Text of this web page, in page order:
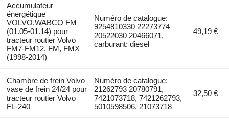
Accumulateur
énergétique
VOLVO,WABCO FM
(01.05-01.14) pour
tracteur routier Volvo
FM7-FM12, FM, FMX
(1998-2014)
Numéro de catalogue:
9254810330 22273774
20522030 20466071,
carburant: diesel
49,19 €
Chambre de frein Volvo
vase de frein 24/24 pour
tracteur routier Volvo
FL-240
Numéro de catalogue:
21262793 20780791,
7421073718, 7421262793,
5010598506, 21073718
32,50 €